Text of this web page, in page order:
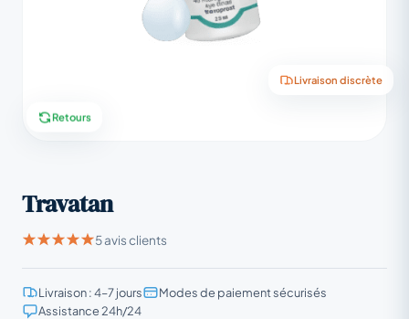
Livraison discrète
Retours
Travatan
5 avis clients
Livraison : 4–7 jours
Modes de paiement sécurisés
Assistance 24h/24